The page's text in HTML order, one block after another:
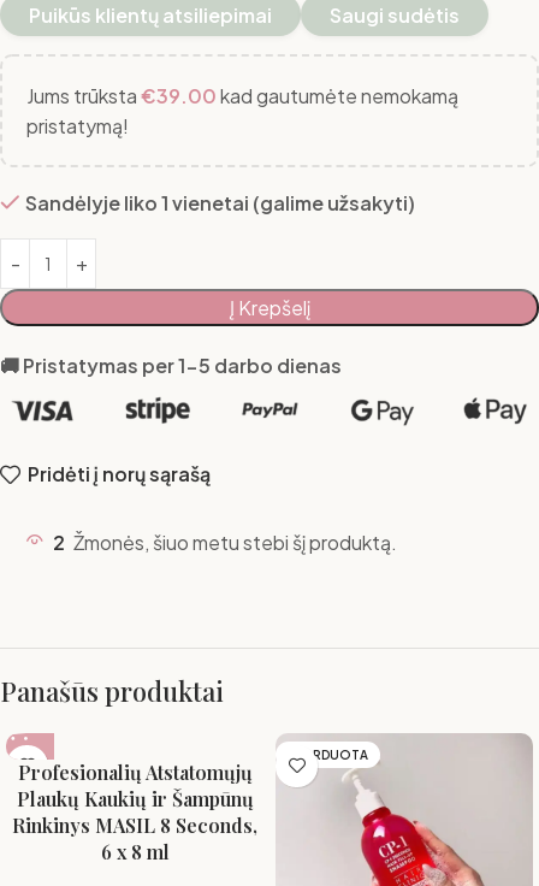
Puikūs klientų atsiliepimai
Saugi sudėtis
Jums trūksta€39.00kad gautumėte nemokamą
pristatymą!
Sandėlyje liko 1 vienetai (galime užsakyti)
Į Krepšelį
🚚 Pristatymas per 1-5 darbo dienas
Pridėti į norų sąrašą
2 Žmonės, šiuo metu stebi šį produktą.
Panašūs produktai
Profesionalių Atstatomųjų
Plaukų Kaukių ir Šampūnų
Rinkinys MASIL 8 Seconds,
6 x 8 ml
IŠPARDUOTA